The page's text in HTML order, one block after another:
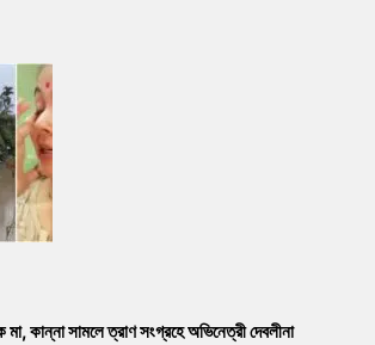
কান্না সামলে ত্রাণ সংগ্রহে অভিনেত্রী দেবলীনা